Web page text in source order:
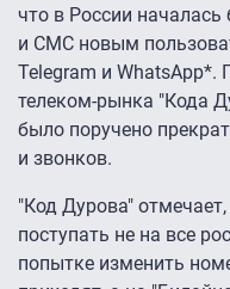
что в России
и СМС новым
Telegram и
телеком-рынка "Кода
было поручено
и звонков.
"Код Дурова"
поступать не на все
попытке изменить